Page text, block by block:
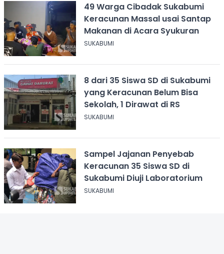
49 Warga Cibadak Sukabumi
Keracunan Massal usai Santap
Makanan di Acara Syukuran
SUKABUMI
8 dari 35 Siswa SD di Sukabumi
yang Keracunan Belum Bisa
Sekolah, 1 Dirawat di RS
SUKABUMI
Sampel Jajanan Penyebab
Keracunan 35 Siswa SD di
Sukabumi Diuji Laboratorium
SUKABUMI